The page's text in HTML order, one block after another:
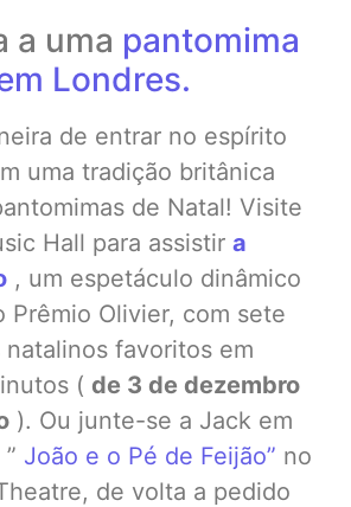
a uma pantomima
Londres.
de entrar no espírito
uma tradição britânica
de Natal! Visite
Hall para assistir a
, um espetáculo dinâmico
Prêmio Olivier, com sete
natalinos favoritos em
( de 3 de dezembro
). Ou junte-se a Jack em
João e o Pé de Feijão” no
de volta a pedido